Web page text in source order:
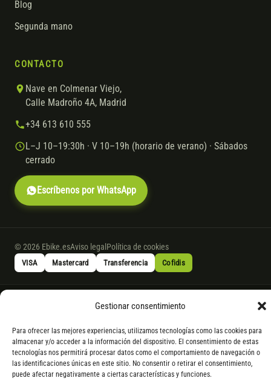
Gestionar consentimiento
Para ofrecer las mejores experiencias, utilizamos tecnologías como las cookies para
almacenar y/o acceder a la información del dispositivo. El consentimiento de estas
tecnologías nos permitirá procesar datos como el comportamiento de navegación o
las identificaciones únicas en este sitio. No consentir o retirar el consentimiento,
puede afectar negativamente a ciertas características y funciones.
Blog
Segunda mano
CONTACTO
Nave en Colmenar Viejo,
Calle Madroño 4A, Madrid
+34 613 610 555
L–J 10–19:30h · V 10–19h (horario de verano) · Sábados
cerrado
Escríbenos por WhatsApp
© 2026 Ebike.esAviso legal Política de cookies
VISA Mastercard Transferencia Cofidis
los detalles
por WhatsApp.
* Los modelos con entrega inmediata se envían 24 h laborables tras el
pago; los de bajo pedido se confirman con un asesor. Si no fuera posible
servir el producto, se devuelve el importe sin coste. La información de